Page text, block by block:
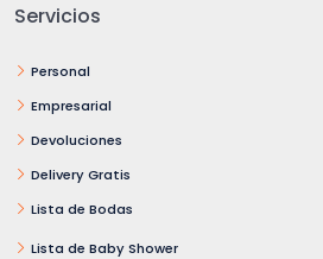
Servicios
Personal
Empresarial
Devoluciones
Delivery Gratis
Lista de Bodas
Lista de Baby Shower